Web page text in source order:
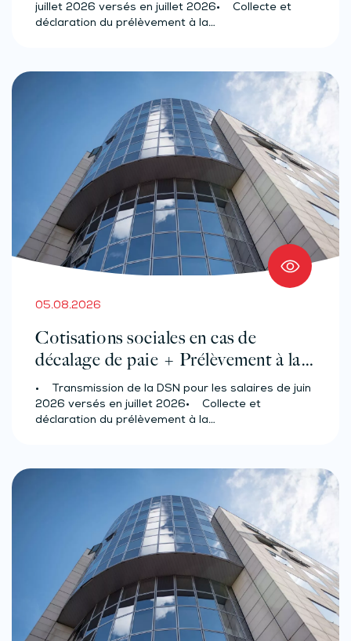
juillet 2026 versés en juillet 2026• Collecte et
déclaration du prélèvement à la…
05.08.2026
Cotisations sociales en cas de
décalage de paie + Prélèvement à la
source des salariés et assimilés
(effectif d’au moins 50 salariés)
• Transmission de la DSN pour les salaires de juin
2026 versés en juillet 2026• Collecte et
déclaration du prélèvement à la…